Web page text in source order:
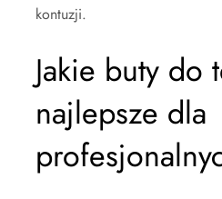
kontuzji.
Jakie buty do
najlepsze dla